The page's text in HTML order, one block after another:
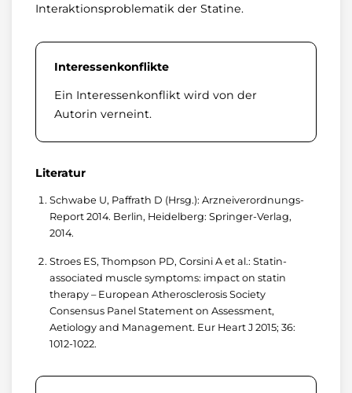
Interaktionsproblematik der Statine.
Interessenkonflikte
Ein Interessenkonflikt wird von der
Autorin verneint.
Literatur
Schwabe U, Paffrath D (Hrsg.): Arzneiverordnungs-
Report 2014. Berlin, Heidelberg: Springer-Verlag,
2014.
Stroes ES, Thompson PD, Corsini A et al.: Statin-
associated muscle symptoms: impact on statin
therapy – European Atherosclerosis Society
Consensus Panel Statement on Assessment,
Aetiology and Management. Eur Heart J 2015; 36:
1012-1022.